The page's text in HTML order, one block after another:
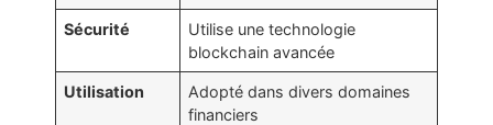
Sécurité
Utilise une technologie
blockchain avancée
Utilisation
Adopté dans divers domaines
financiers